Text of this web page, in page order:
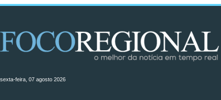
sexta-feira, 07 agosto 2026